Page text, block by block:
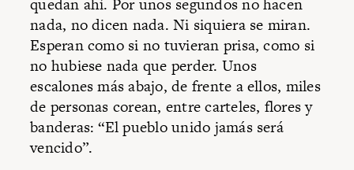
quedan ahí. Por unos segundos no hacen
nada, no dicen nada. Ni siquiera se miran.
Esperan como si no tuvieran prisa, como si
no hubiese nada que perder. Unos
escalones más abajo, de frente a ellos, miles
de personas corean, entre carteles, flores y
banderas: “El pueblo unido jamás será
vencido”.